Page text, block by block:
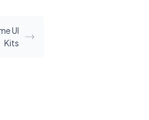
UI
Kits